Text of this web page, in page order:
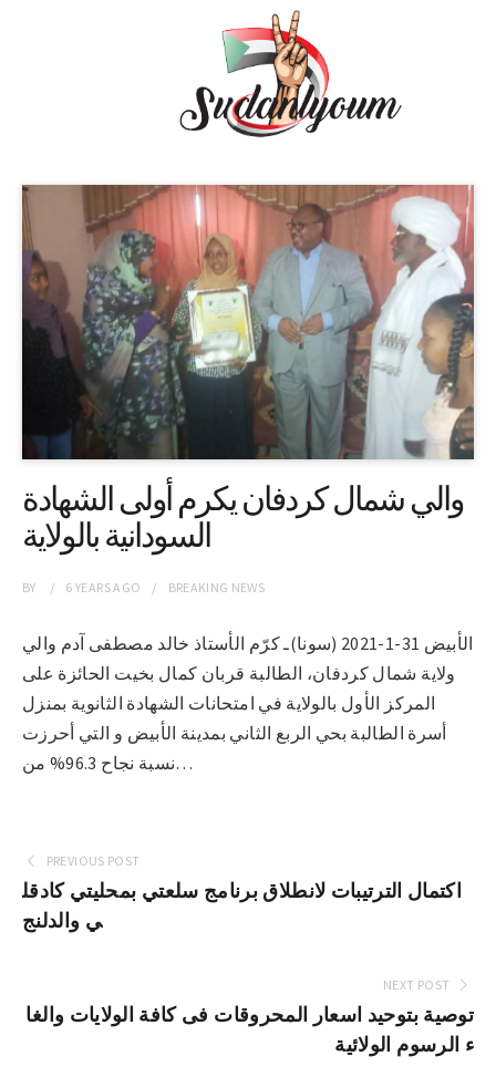
والي شمال كردفان يكرم أولى الشهادة
السودانية بالولاية
BY 6 YEARSAGO BREAKING NEWS
الأبيض 31-1-2021 (سونا)ـ كرّم الأستاذ خالد مصطفى آدم والي
ولاية شمال كردفان، الطالبة قربان كمال بخيت الحائزة على
المركز الأول بالولاية في امتحانات الشهادة الثانوية بمنزل
أسرة الطالبة بحي الربع الثاني بمدينة الأبيض و التي أحرزت
نسبة نجاح 96.3% من…
PREVIOUS POST
اكتمال الترتيبات لانطلاق برنامج سلعتي بمحليتي كادقل
ي والدلنج
NEXT POST
توصية بتوحيد اسعار المحروقات فى كافة الولايات والغا
ء الرسوم الولائية